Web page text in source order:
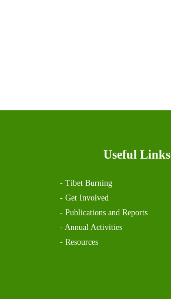
Useful Links
- Tibet Burning
- Get Involved
- Publications and Reports
- Annual Activities
- Resources